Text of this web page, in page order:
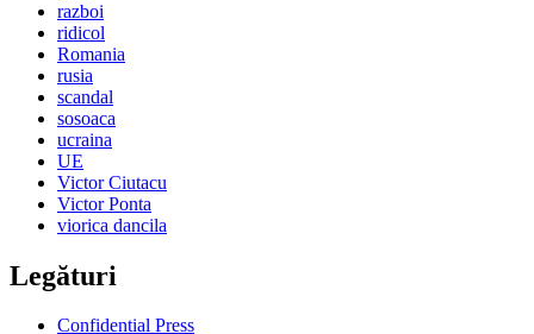
razboi
ridicol
Romania
rusia
scandal
sosoaca
ucraina
UE
Victor Ciutacu
Victor Ponta
viorica dancila
Legături
Confidential Press